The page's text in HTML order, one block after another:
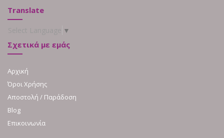
Translate
▼
Σχετικά με εμάς
Αρχική
Όροι Χρήσης
Αποστολή / Παράδοση
Blog
Επικοινωνία